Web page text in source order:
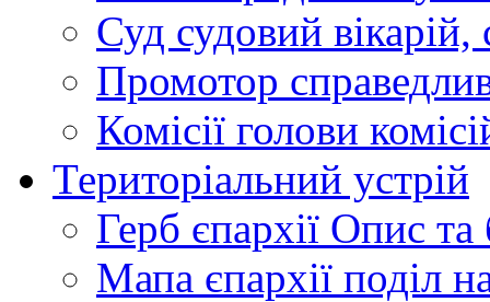
Суд судовий вікарій,
Промотор
Комісії голови
Територіальний устрій
Герб єпархії Опис та
Мапа єпархії поділ